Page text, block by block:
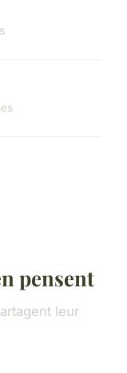
pensent
leur